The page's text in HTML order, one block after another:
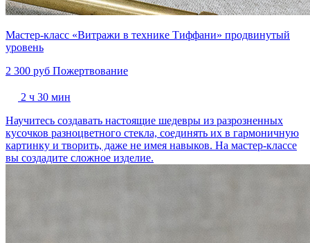
Мастер-класс «Витражи в технике Тиффани» продвинутый
уровень
2 300 руб Пожертвование
2 ч 30 мин
Научитесь создавать настоящие шедевры из разрозненных
кусочков разноцветного стекла, соединять их в гармоничную
картинку и творить, даже не имея навыков. На мастер-классе
вы создадите сложное изделие.